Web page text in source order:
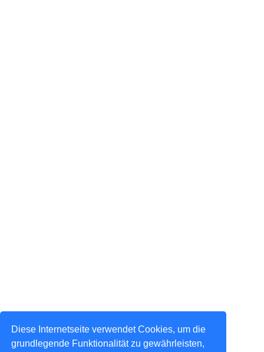
Diese Internetseite verwendet Cookies, um die
grundlegende Funktionalität zu gewährleisten,